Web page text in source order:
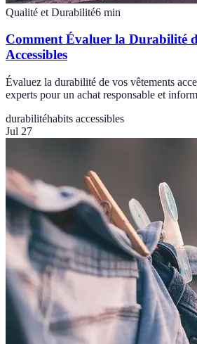
Qualité et Durabilité6 min
Comment Évaluer la Durabilité
Accessibles
Évaluez la durabilité de vos vêtements
experts pour un achat responsable et
durabilitéhabits accessibles
Jul 27